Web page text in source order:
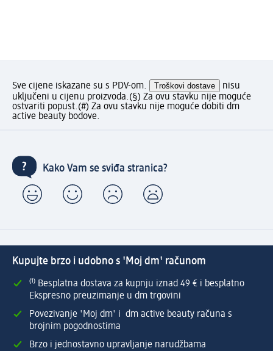
Sve cijene iskazane su s PDV-om. Troškovi dostave
nisu
uključeni u cijenu proizvoda.(§) Za ovu stavku nije moguće
ostvariti popust.(#) Za ovu stavku nije moguće dobiti dm
active beauty bodove.
Kako Vam se sviđa stranica?
Kupujte brzo i udobno s 'Moj dm' računom
⁽¹⁾ Besplatna dostava za kupnju iznad 49 € i besplatno
Ekspresno preuzimanje u dm trgovini
Povezivanje 'Moj dm' i dm active beauty računa s
brojnim pogodnostima
Brzo i jednostavno upravljanje narudžbama